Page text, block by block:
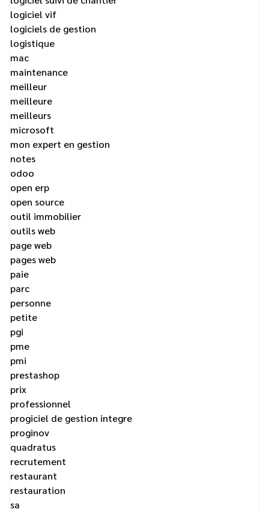
logiciel vif
logiciels de gestion
logistique
mac
maintenance
meilleur
meilleure
meilleurs
microsoft
mon expert en gestion
notes
odoo
open erp
open source
outil immobilier
outils web
page web
pages web
paie
parc
personne
petite
pgi
pme
pmi
prestashop
prix
professionnel
progiciel de gestion integre
proginov
quadratus
recrutement
restaurant
restauration
sa